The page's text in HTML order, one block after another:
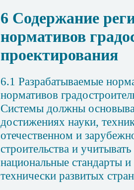
6 Содержание
нормативов
проектирования
6.1 Разрабатываемые
нормативов
Системы должны
достижениях науки,
отечественном и
строительства и
национальные стандарты
технически развитых